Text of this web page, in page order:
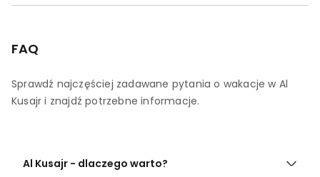
FAQ
Sprawdź najczęściej zadawane pytania o wakacje w Al
Kusajr i znajdź potrzebne informacje.
Al Kusajr - dlaczego warto?